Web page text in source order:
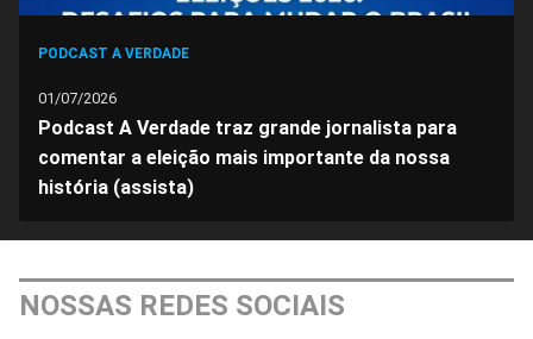
PODCAST A VERDADE
01/07/2026
Podcast A Verdade traz grande jornalista para
comentar a eleição mais importante da nossa
história (assista)
NOSSAS REDES SOCIAIS